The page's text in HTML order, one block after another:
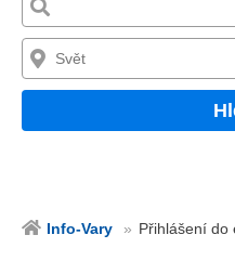
Info-Vary Přihlášení do